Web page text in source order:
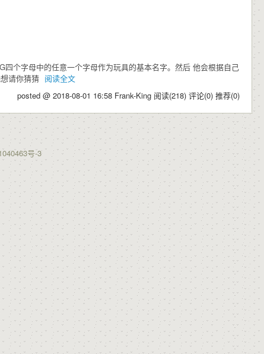
个字母中的任意一个字母作为玩具的基本名字。然后 他会根据自己
请你猜猜 阅读全文
posted @ 2018-08-01 16:58 Frank-King 阅读(218) 评论(0) 推荐(0)
号-3